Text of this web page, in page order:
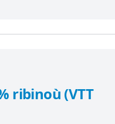
ribinoù (VTT